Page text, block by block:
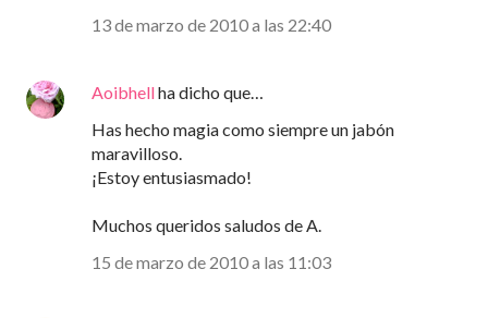
13 de marzo de 2010 a las 22:40
Aoibhellha dicho que…
Has hecho magia como siempre un jabón
maravilloso.
¡Estoy entusiasmado!
Muchos queridos saludos de A.
15 de marzo de 2010 a las 11:03